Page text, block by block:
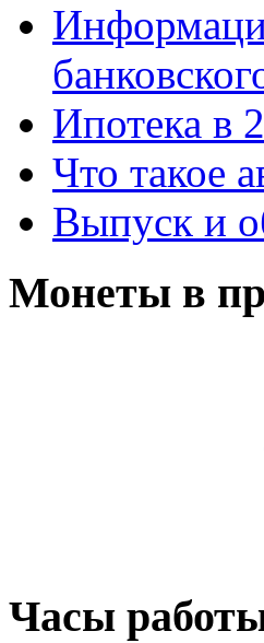
Ипотека в
Что такое
Выпуск и
Монеты в
Часы